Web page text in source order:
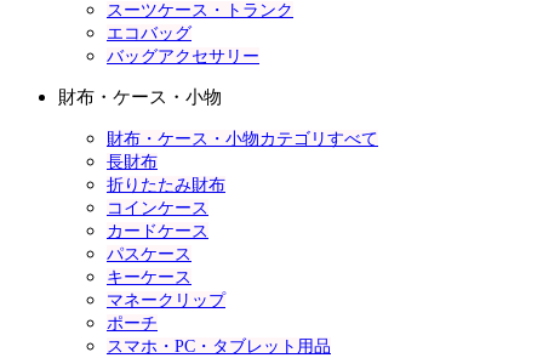
スーツケース・トランク
エコバッグ
バッグアクセサリー
財布・ケース・小物
財布・ケース・小物カテゴリすべて
長財布
折りたたみ財布
コインケース
カードケース
パスケース
キーケース
マネークリップ
ポーチ
スマホ・PC・タブレット用品